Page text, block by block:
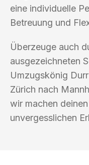
eine individuelle
Betreuung und
Überzeuge auch
ausgezeichneten
Umzugskönig
Zürich nach
wir machen
unvergesslichen